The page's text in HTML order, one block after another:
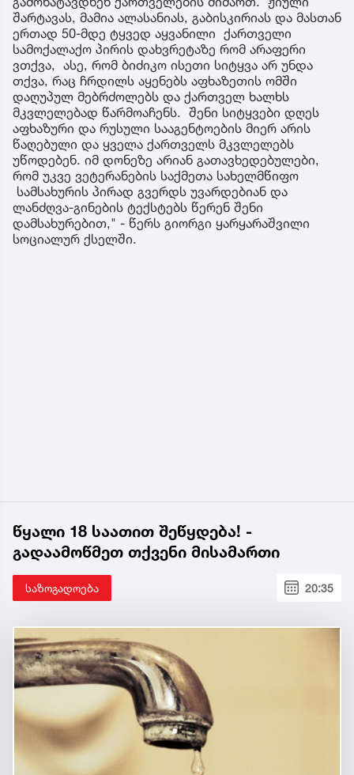
შარტავას, მამია ალასანიას, გაბისკირიას და მასთან
ერთად 50-მდე ტყვედ აყვანილი ქართველი
სამოქალაქო პირის დახვრეტაზე რომ არაფერი
ვთქვა, ასე, რომ ბიძიკო ისეთი სიტყვა არ უნდა
თქვა, რაც ჩრდილს აყენებს აფხაზეთის ომში
დაღუპულ მებრძოლებს და ქართველ ხალხს
მკვლელებად წარმოაჩენს. შენი სიტყვები დღეს
აფხაზური და რუსული სააგენტოების მიერ არის
წაღებული და ყველა ქართველს მკვლელებს
უწოდებენ. იმ დონეზე არიან გათავხედებულები,
რომ უკვე ვეტერანების საქმეთა სახელმწიფო
სამსახურის პირად გვერდს უვარდებიან და
ლანძღვა-გინების ტექსტებს წერენ შენი
დამსახურებით," - წერს გიორგი ყარყარაშვილი
სოციალურ ქსელში.
წყალი 18 საათით შეწყდება! -
გადაამოწმეთ თქვენი მისამართი
საზოგადოება 20:35